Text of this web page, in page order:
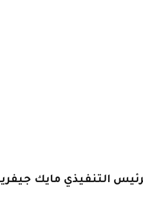
التنفيذي مايك جيفريز